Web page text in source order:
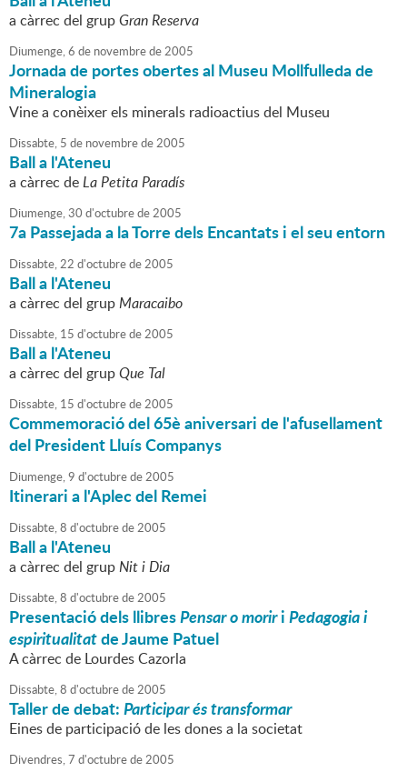
a càrrec del grupGran Reserva
Diumenge,6 de novembrede2005
Jornada de portes obertes al Museu Mollfulleda de
Mineralogia
Vine a conèixer els minerals radioactius del Museu
Dissabte, 5 de novembrede2005
Ball a l'Ateneu
a càrrec deLa Petita Paradís
Diumenge,30 d'octubrede2005
7a Passejada a la Torre dels Encantats i el seu entorn
Dissabte,22 d'octubrede2005
Ball a l'Ateneu
a càrrec del grupMaracaibo
Dissabte, 15 d'octubrede2005
Ball a l'Ateneu
a càrrec del grupQue Tal
Dissabte, 15 d'octubrede2005
Commemoració del 65è aniversari de l'afusellament
del President Lluís Companys
Diumenge,9 d'octubrede2005
Itinerari a l'Aplec del Remei
Dissabte,8 d'octubrede2005
Ball a l'Ateneu
a càrrec del grupNit i Dia
Dissabte,8 d'octubrede2005
Presentació dels llibresPensar o moririPedagogia i
espiritualitatde Jaume Patuel
A càrrec de Lourdes Cazorla
Dissabte,8 d'octubrede2005
Taller de debat:Participar és transformar
Eines de participació de les dones a la societat
Divendres,7 d'octubrede2005